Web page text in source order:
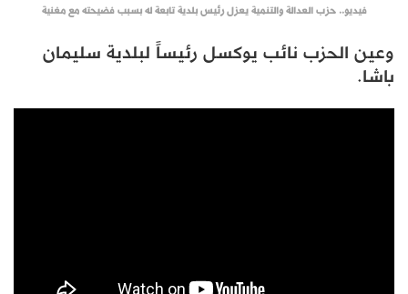
فيديو.. حزب العدالة والتنمية يعزل رئيس بلدية تابعة له بسبب فضيحته مع مغنية
وعين الحزب نائب يوكسل رئيساً لبلدية سليمان
باشا.